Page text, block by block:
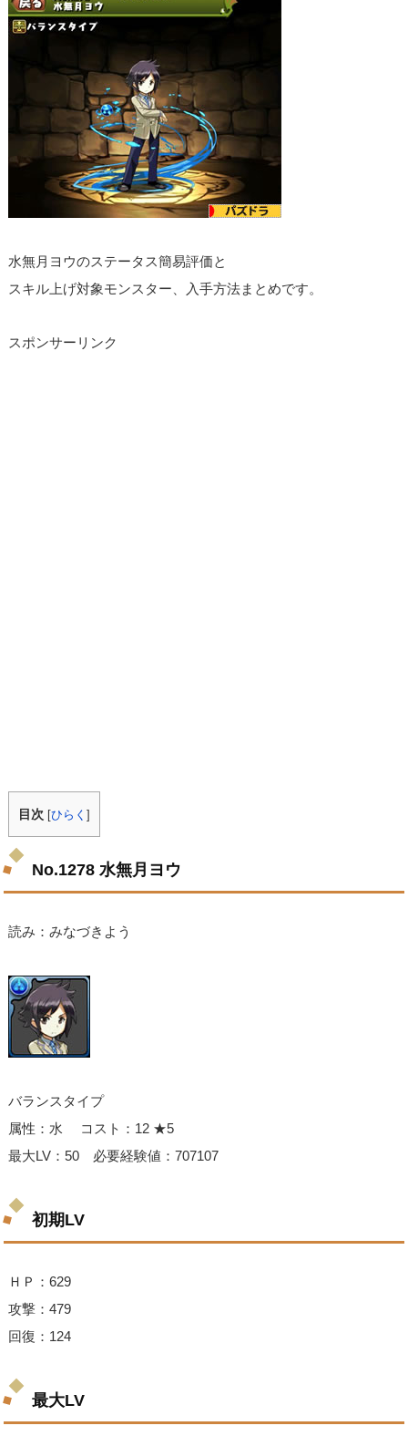
水無月ヨウのステータス簡易評価と
スキル上げ対象モンスター、入手方法まとめです。
スポンサーリンク
目次 [ひらく]
No.1278 水無月ヨウ
読み：みなづきよう
バランスタイプ
属性：水 コスト：12 ★5
最大LV：50 必要経験値：707107
初期LV
ＨＰ：629
攻撃：479
回復：124
最大LV